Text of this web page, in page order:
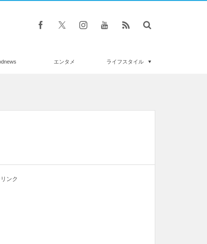
エンタメ ライフスタイル
ンク